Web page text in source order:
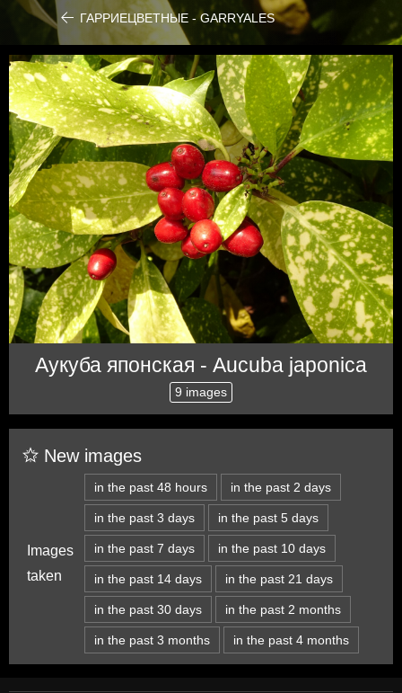
ГАРРИЕЦВЕТНЫЕ - GARRYALES
Аукуба японская - Aucuba japonica
9 images
New images
Images
taken
in the past 48 hours in the past 2 days
in the past 3 days in the past 5 days
in the past 7 days in the past 10 days
in the past 14 days in the past 21 days
in the past 30 days in the past 2 months
in the past 3 months in the past 4 months